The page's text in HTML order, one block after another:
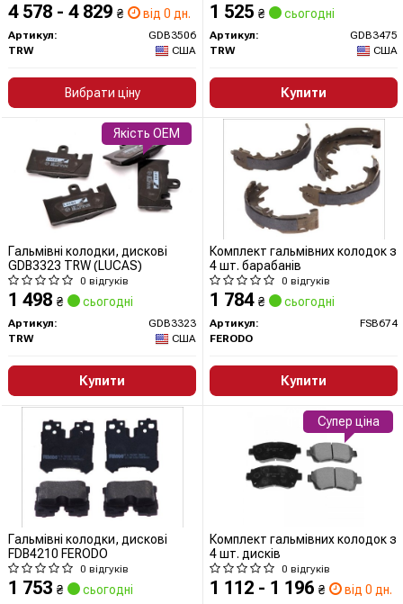
4 578 - 4 829 ₴ від 0 дн.
Артикул:
GDB3506
TRW
США
Вибрати ціну
1 525 ₴ сьогодні
Артикул:
GDB3475
TRW
США
Купити
Гальмівні колодки, дискові
GDB3323 TRW (LUCAS)
0 відгуків
1 498 ₴ сьогодні
Артикул:
GDB3323
TRW
США
Купити
Якість OEM
Комплект гальмівних колодок з
4 шт. барабанів
0 відгуків
1 784 ₴ сьогодні
Артикул:
FSB674
FERODO
Купити
Гальмівні колодки, дискові
FDB4210 FERODO
0 відгуків
1 753 ₴ сьогодні
Комплект гальмівних колодок з
4 шт. дисків
0 відгуків
1 112 - 1 196 ₴ від 0 дн.
Супер ціна